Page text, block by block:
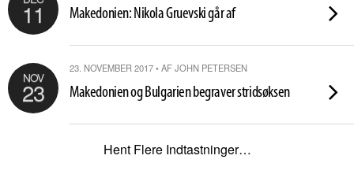
11 Makedonien: Nikola Gruevski går af
NOV
23
23. NOVEMBER 2017 • AF JOHN PETERSEN
Makedonien og Bulgarien begraver stridsøksen
Hent Flere Indtastninger…